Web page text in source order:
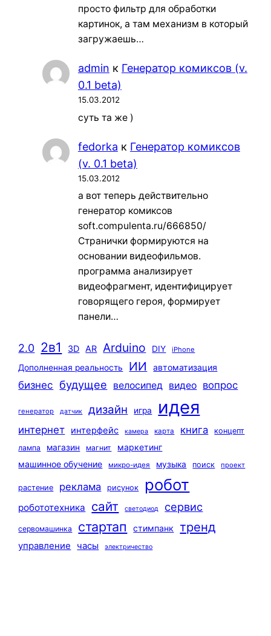
просто фильтр для обработки
картинок, а там механизм в который
загружаешь…
admin к Генератор комиксов (v.
0.1 beta)
15.03.2012
суть та же )
fedorka к Генератор комиксов
(v. 0.1 beta)
15.03.2012
а вот теперь действительно
генератор комиксов
soft.compulenta.ru/666850/
Странички формируются на
основании видеофильмов.
программа анализирует
видеофрагмент, идентифицирует
говорящего героя, формирует
панели…
2.0 2в1 3D AR Arduino DIY iPhone
Дополненная реальность ИИ автоматизация
бизнес будущее велосипед видео вопрос
генератор датчик дизайн игра идея
интернет интерфейс камера карта книга
концепт
лампа
магазин магнит
маркетинг
машинное обучение
микро-идея музыка поиск проект
растение реклама рисунок робот
робототехника сайт светодиод сервис
сервомашинка стартап стимпанк тренд
управление часы электричество